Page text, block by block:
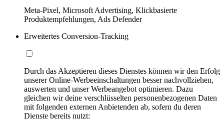
Meta-Pixel, Microsoft Advertising, Klickbasierte
Produktempfehlungen, Ads Defender
Erweitertes Conversion-Tracking
Durch das Akzeptieren dieses Dienstes können wir den Erfolg
unserer Online-Werbeeinschaltungen besser nachvollziehen,
auswerten und unser Werbeangebot optimieren. Dazu
gleichen wir deine verschlüsselten personenbezogenen Daten
mit folgenden externen Anbietenden ab, sofern du deren
Dienste bereits nutzt: